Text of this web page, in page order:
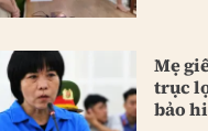
Mẹ
trục
bảo